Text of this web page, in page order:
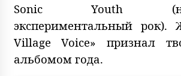
Sonic Youth
экспериментальный рок).
Village Voice» признал
альбомом года.